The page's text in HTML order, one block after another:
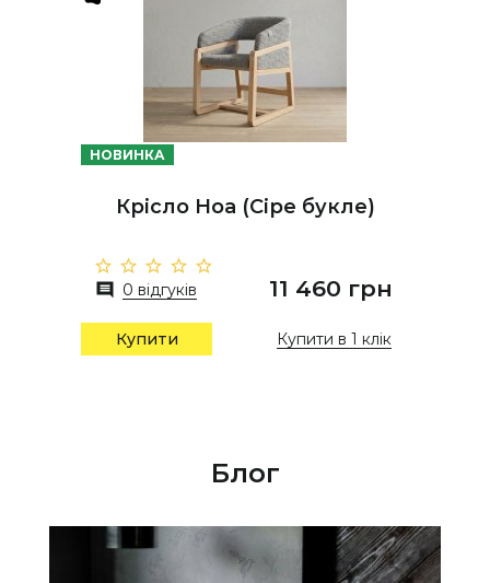
НОВИНКА
Крісло Ноа (Сіре букле)
0 відгуків 11 460 грн
Купити Купити в 1 клік
Блог